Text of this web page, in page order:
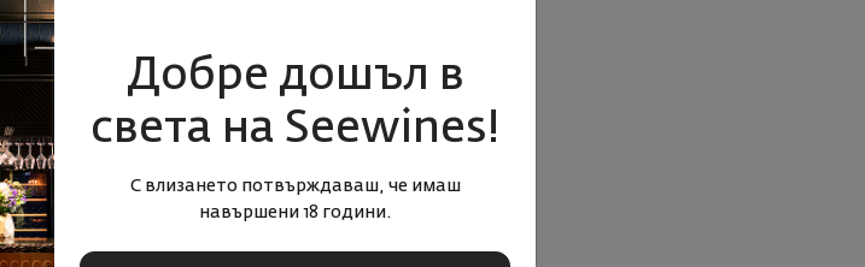
Добре дошъл в
света на Seewines!
С влизането потвърждаваш, че имаш
навършени 18 години.